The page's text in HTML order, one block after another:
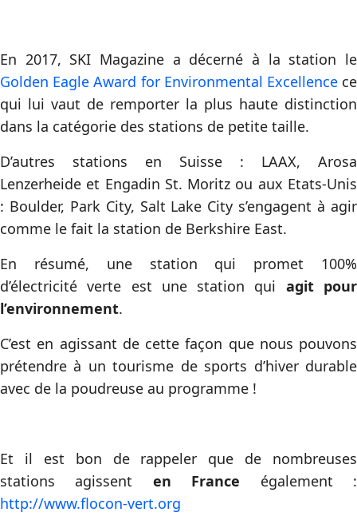
En 2017, SKI Magazine a décerné à la station le
Golden Eagle Award for Environmental Excellencece
qui lui vaut de remporter la plus haute distinction
dans la catégorie des stations de petite taille.
D’autres stations en Suisse : LAAX, Arosa
Lenzerheide et Engadin St. Moritz ou aux Etats-Unis
: Boulder, Park City, Salt Lake City s’engagent à agir
comme le fait la station de Berkshire East.
En résumé, une station qui promet 100%
d’électricité verte est une station qui agit pour
l’environnement.
C’est en agissant de cette façon que nous pouvons
prétendre à un tourisme de sports d’hiver durable
avec de la poudreuse au programme !
Et il est bon de rappeler que de nombreuses
stations agissent en France également :
http://www.flocon-vert.org